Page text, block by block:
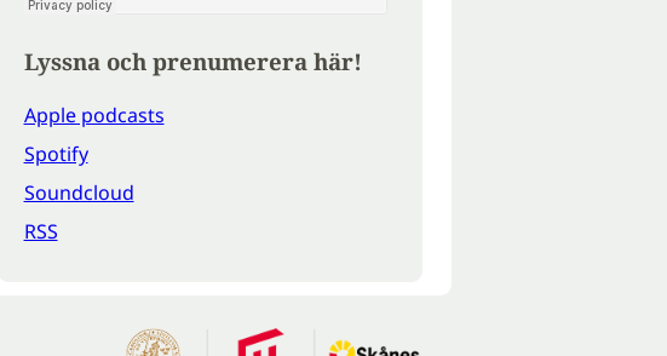
Lyssna och prenumerera här!
Apple podcasts
Spotify
Soundcloud
RSS